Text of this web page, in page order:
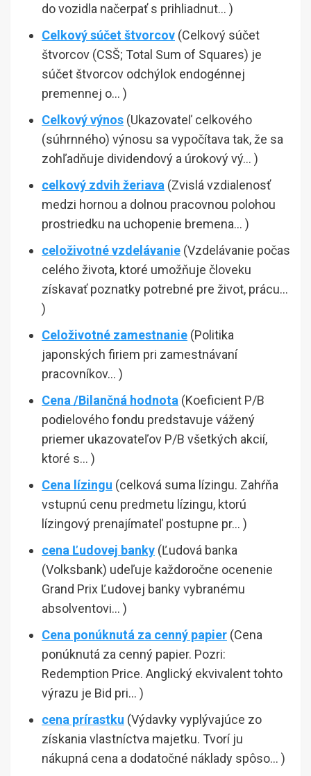
do vozidla načerpať s prihliadnut… )
Celkový súčet štvorcov (Celkový súčet
štvorcov (CSŠ; Total Sum of Squares) je
súčet štvorcov odchýlok endogénnej
premennej o… )
Celkový výnos (Ukazovateľ celkového
(súhrnného) výnosu sa vypočítava tak, že sa
zohľadňuje dividendový a úrokový vý… )
celkový zdvih žeriava (Zvislá vzdialenosť
medzi hornou a dolnou pracovnou polohou
prostriedku na uchopenie bremena… )
celoživotné vzdelávanie (Vzdelávanie počas
celého života, ktoré umožňuje človeku
získavať poznatky potrebné pre život, prácu…
)
Celoživotné zamestnanie (Politika
japonských firiem pri zamestnávaní
pracovníkov… )
Cena /Bilančná hodnota (Koeficient P/B
podielového fondu predstavuje vážený
priemer ukazovateľov P/B všetkých akcií,
ktoré s… )
Cena lízingu (celková suma lízingu. Zahŕňa
vstupnú cenu predmetu lízingu, ktorú
lízingový prenajímateľ postupne pr… )
cena Ľudovej banky (Ľudová banka
(Volksbank) udeľuje každoročne ocenenie
Grand Prix Ľudovej banky vybranému
absolventovi… )
Cena ponúknutá za cenný papier (Cena
ponúknutá za cenný papier. Pozri:
Redemption Price. Anglický ekvivalent tohto
výrazu je Bid pri… )
cena prírastku (Výdavky vyplývajúce zo
získania vlastníctva majetku. Tvorí ju
nákupná cena a dodatočné náklady spôso… )